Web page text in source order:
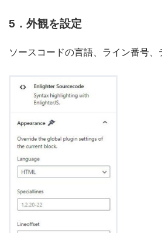
5．外観を設定
ソースコードの言語、ライン番号、